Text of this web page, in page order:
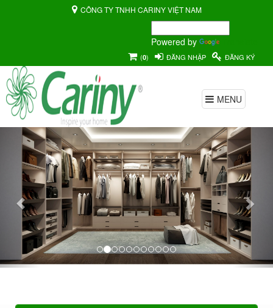
CÔNG TY TNHH CARINY VIỆT NAM
Powered by
(0) ĐĂNG NHẬP ĐĂNG KÝ
MENU
Previous